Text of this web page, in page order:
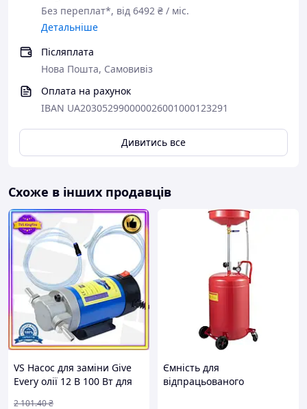
Без переплат*, від 6492 ₴ / міс.
Детальніше
Післяплата
Нова Пошта, Самовивіз
Оплата на рахунок
IBAN UA203052990000026001000123291
Дивитись все
Схоже в інших продавців
VS Насос для заміни Give
Every олії 12 В 100 Вт для
2 101.40₴
Ємність для
відпрацьованого